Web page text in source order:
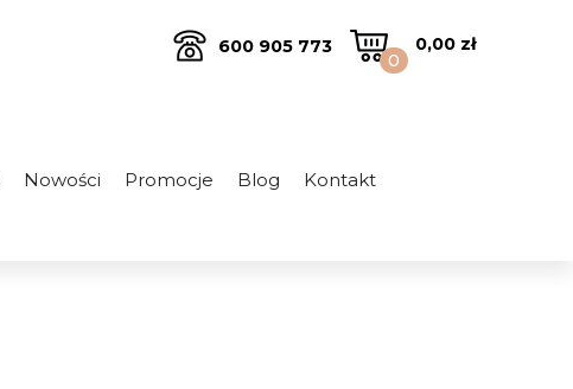
0
0,00 zł
600 905 773
Nowości Promocje Blog Kontakt